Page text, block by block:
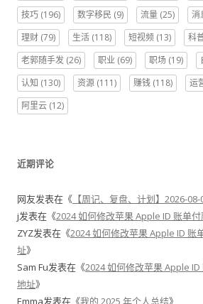
技巧 (196) 数字移民 (9) 流量 (25) 消
理财 (79) 生活 (118) 短视频 (13) 科
老郭随手发 (26) 职业 (69) 职场 (19)
认知 (130) 资源 (111) 赚钱 (118) 运
阿里云 (12)
近期评论
网友发表在《 【周记、复盘、计划】2026-
j发表在《2024 如何修改苹果 Apple ID 账单
ZYZ发表在《2024 如何修改苹果 Apple ID 账
址》
Sam Fu发表在《2024 如何修改苹果 Apple
地址》
Emma发表在《我的 2025 年个人总结》